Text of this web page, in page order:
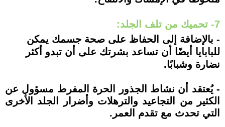
7- تحميك من تلف الجلد:
- بالإضافة إلى الحفاظ على صحة جسمك يمكن
للبابايا أيضًا أن تساعد بشرتك على أن تبدو أكثر
نضارة وشبابًا.
- يُعتقد أن نشاط الجذور الحرة المفرط مسؤول عن
الكثير من التجاعيد والترهلات وأضرار الجلد الأخرى
التي تحدث مع تقدم العمر.